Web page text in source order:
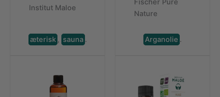
Institut Maloe
æterisk sauna .
Fischer Pure
Nature
Arganolie .